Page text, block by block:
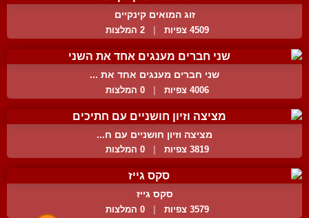
זוג המואים קינקיים
4509 צפיות 2 המלצות
שני חברים מענגים אחד את ...
4006 צפיות | 0 המלצות
מציצה וזיון חושניים עם ח...
3819 צפיות 0 המלצות
סקס גייז
3579 צפיות 0 המלצות